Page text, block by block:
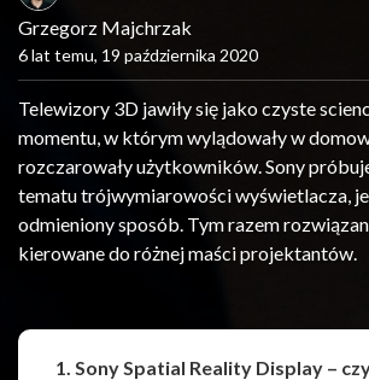
Grzegorz Majchrzak
6 lat temu, 19 października 2020
Telewizory 3D jawiły się jako czyste
momentu, w którym wylądowały w
rozczarowały użytkowników. Sony
tematu trójwymiarowości wyświetlacza,
odmieniony sposób. Tym razem
kierowane do różnej maści projektantów.
1. Sony Spatial Reality Display –